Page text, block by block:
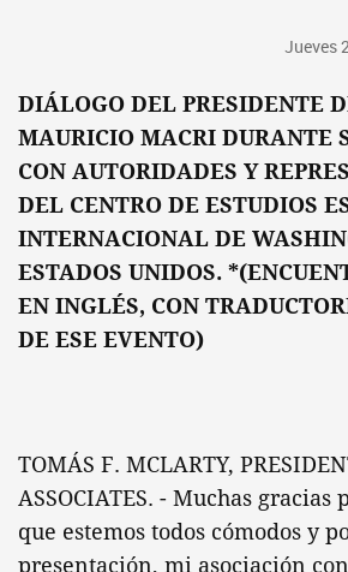
Jueves
DIÁLOGO DEL PRESIDENTE
MAURICIO MACRI DURANTE
CON AUTORIDADES Y
DEL CENTRO DE ESTUDIOS
INTERNACIONAL DE
ESTADOS UNIDOS.
EN INGLÉS, CON
DE ESE EVENTO)
TOMÁS F. MCLARTY,
ASSOCIATES. - Muchas gracias
que estemos todos cómodos y
presentación, mi asociación